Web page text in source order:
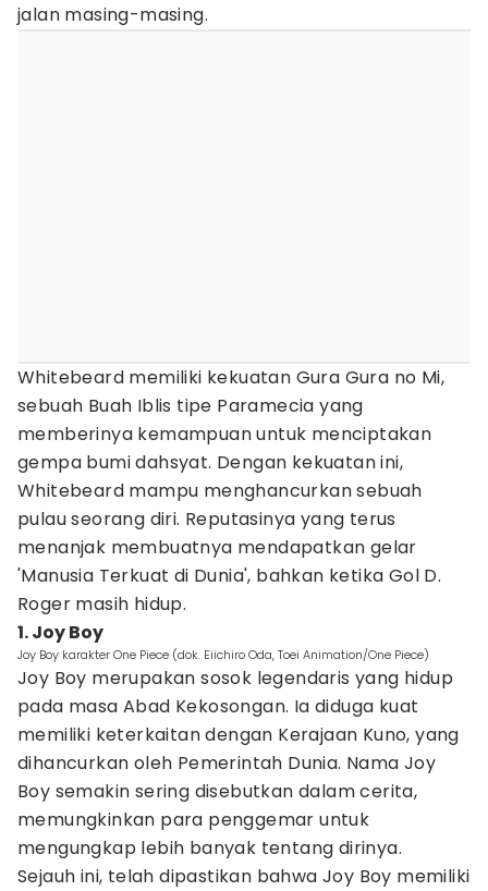
jalan masing-masing.
Whitebeard memiliki kekuatan Gura Gura no Mi,
sebuah Buah Iblis tipe Paramecia yang
memberinya kemampuan untuk menciptakan
gempa bumi dahsyat. Dengan kekuatan ini,
Whitebeard mampu menghancurkan sebuah
pulau seorang diri. Reputasinya yang terus
menanjak membuatnya mendapatkan gelar
'Manusia Terkuat di Dunia', bahkan ketika Gol D.
Roger masih hidup.
1. Joy Boy
Joy Boy karakter One Piece (dok. Eiichiro Oda, Toei Animation/One Piece)
Joy Boy merupakan sosok legendaris yang hidup
pada masa Abad Kekosongan. Ia diduga kuat
memiliki keterkaitan dengan Kerajaan Kuno, yang
dihancurkan oleh Pemerintah Dunia. Nama Joy
Boy semakin sering disebutkan dalam cerita,
memungkinkan para penggemar untuk
mengungkap lebih banyak tentang dirinya.
Sejauh ini, telah dipastikan bahwa Joy Boy memiliki